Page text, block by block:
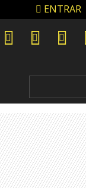
ENTRAR